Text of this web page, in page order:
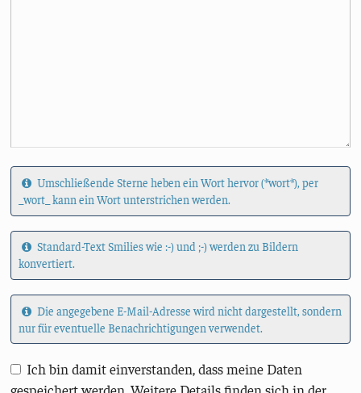
Umschließende Sterne heben ein Wort hervor (*wort*), per
_wort_ kann ein Wort unterstrichen werden.
Standard-Text Smilies wie :-) und ;-) werden zu Bildern
konvertiert.
Die angegebene E-Mail-Adresse wird nicht dargestellt, sondern
nur für eventuelle Benachrichtigungen verwendet.
Ich bin damit einverstanden, dass meine Daten